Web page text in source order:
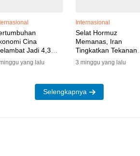
Cina
Jadi 4,3
yang lalu
Internasional
Selat Hormuz
Memanas, Iran
Tingkatkan Tekanan
ke AS
3 minggu yang lalu
Selengkapnya